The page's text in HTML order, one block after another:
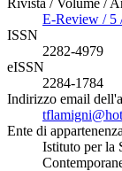
E-Review / 5
ISSN
2282-4979
eISSN
2284-1784
Indirizzo email
Ente di appartenenza
Istituto per la